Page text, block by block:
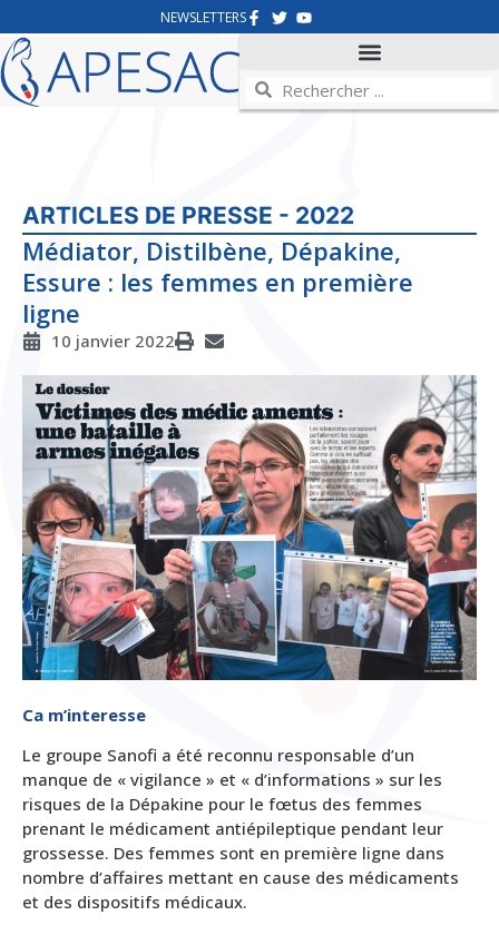
NEWSLETTERS
ARTICLES DE PRESSE - 2022
Médiator, Distilbène, Dépakine,
Essure : les femmes en première
ligne
10 janvier 2022
Ca m’interesse
Le groupe Sanofi a été reconnu responsable d’un
manque de « vigilance » et « d’informations » sur les
risques de la Dépakine pour le fœtus des femmes
prenant le médicament antiépileptique pendant leur
grossesse. Des femmes sont en première ligne dans
nombre d’affaires mettant en cause des médicaments
et des dispositifs médicaux.